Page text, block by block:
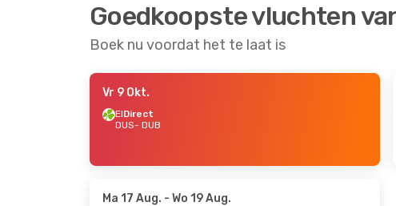
Goedkoopste vluchten
Boek nu voordat het te laat is
Vr 9 Okt.
EIDirect
DUS- DUB
Ma 17 Aug. - Wo 19 Aug.